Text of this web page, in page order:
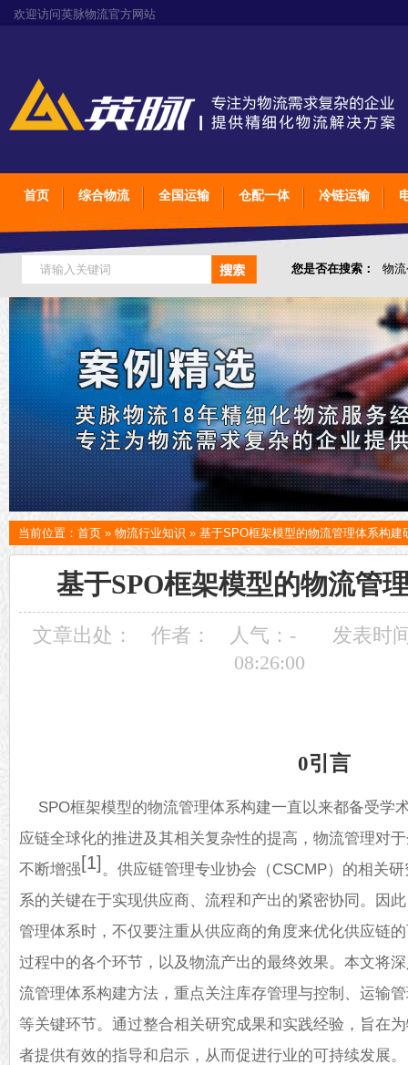
欢迎访问英脉物流官方网站
首页 综合物流 全国运输 仓配一体 冷链运输
您是否在搜索： 物
仓储综合专业定制物
当前位置： 首页 » 物流行业知识 » 基于SPO框架模型的物流管理体系构建
基于SPO框架模型的物流管
文章出处： 作者： 人气： -
发表时
08:26:00
0引言
SPO框架模型的物流管理体系构建一直以来都备受学
应链全球化的推进及其相关复杂性的提高，物流管理对
不断增强 [1] 。供应链管理专业协会（CSCMP）的相关
系的关键在于实现供应商、流程和产出的紧密协同。因
管理体系时，不仅要注重从供应商的角度来优化供应链
过程中的各个环节，以及物流产出的最终效果。本文将
流管理体系构建方法，重点关注库存管理与控制、运输
等关键环节。通过整合相关研究成果和实践经验，旨在
者提供有效的指导和启示，从而促进行业的可持续发展。